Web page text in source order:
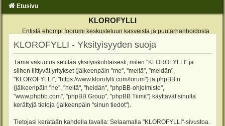
Etusivu
KLOROFYLLI
Entistä ehompi foorumi keskusteluun kasveista ja puutarhanhoidosta
KLOROFYLLI - Yksityisyyden suoja
Tämä vakuutus selittää yksityiskohtaisesti, miten "KLOROFYLLI" ja
siihen liittyvät yritykset (jälkeenpäin "me", "meitä", "meidän",
"KLOROFYLLI", "https://www.klorofylli.com/forum") ja phpBB:n
(jälkeenpäin "he", "heitä", "heidän", "phpBB-ohjelmisto",
"www.phpbb.com", "phpBB Group", "phpBB Tiimit") käyttävät sinulta
kerättyjä tietoja (jälkeenpäin "sinun tiedot").
Tietojasi kerätään kahdella tavalla: Selaamalla "KLOROFYLLI"-sivustoa.